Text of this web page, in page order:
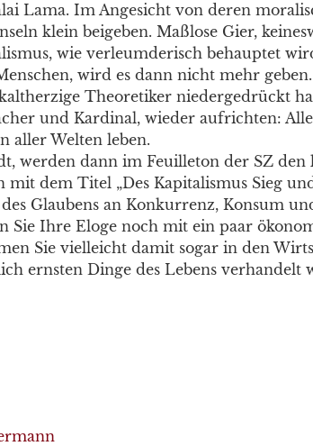
Lama. Im Angesicht von deren
klein beigeben. Maßlose Gier,
wie verleumderisch behauptet
wird es dann nicht mehr
Theoretiker niedergedrückt
und Kardinal, wieder aufrichten:
aller Welten leben.
werden dann im Feuilleton der SZ den
mit dem Titel „Des Kapitalismus Sieg
Glaubens an Konkurrenz, Konsum
Sie Ihre Eloge noch mit ein paar
Sie vielleicht damit sogar in den
ernsten Dinge des Lebens verhandelt